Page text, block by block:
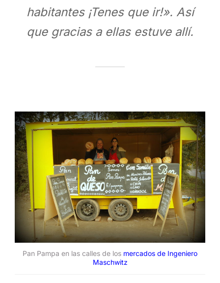
habitantes ¡Tenes que ir!». Así
que gracias a ellas estuve allí.
Pan Pampa en las calles de los mercados de Ingeniero
Maschwitz